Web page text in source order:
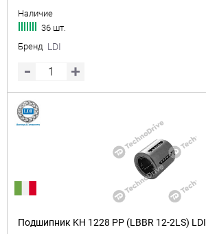
Наличие
36 шт.
Бренд LDI
Подшипник KH 1228 PP (LBBR 12-2LS) LDI